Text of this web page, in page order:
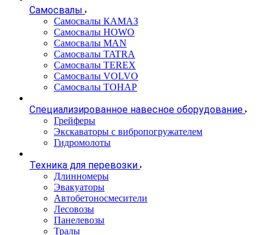
Самосвалы
Самосвалы КАМАЗ
Самосвалы HOWO
Самосвалы MAN
Самосвалы TATRA
Самосвалы TEREX
Самосвалы VOLVO
Самосвалы ТОНАР
Специализированное навесное оборудование
Грейферы
Экскаваторы с вибропогружателем
Гидромолоты
Техника для перевозки
Длинномеры
Эвакуаторы
Автобетоносмесители
Лесовозы
Панелевозы
Тралы